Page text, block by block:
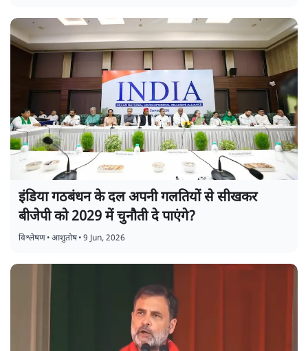
इंडिया गठबंधन के दल अपनी गलतियों से सीखकर
बीजेपी को 2029 में चुनौती दे पाएंगे?
विश्लेषण•आशुतोष•9 Jun, 2026